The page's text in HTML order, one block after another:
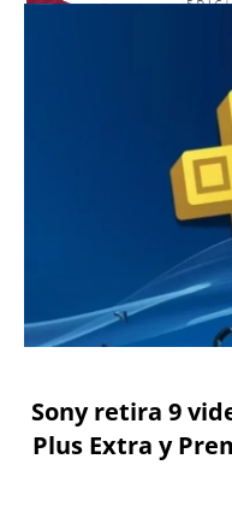
Sony retira 9
Plus Extra y